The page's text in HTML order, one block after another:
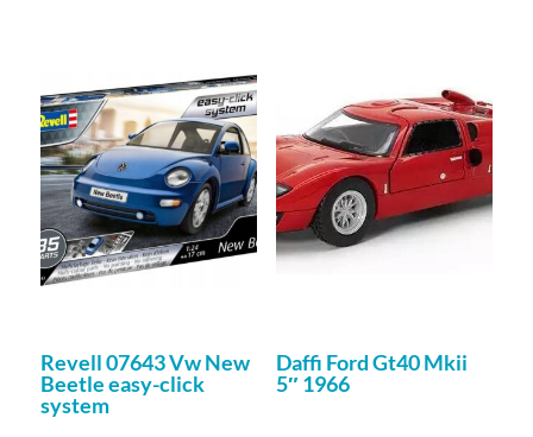
Revell 07643 Vw New
Beetle easy-click
system
Daffi Ford Gt40 Mkii
5″ 1966